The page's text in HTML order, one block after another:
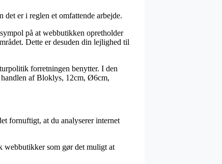
er i reglen et omfattende arbejde.
på at webbutikken opretholder
Dette er desuden din lejlighed til
forretningen benytter. I den
handlen af Bloklys, 12cm, Ø6cm,
fornuftigt, at du analyserer internet
webbutikker som gør det muligt at